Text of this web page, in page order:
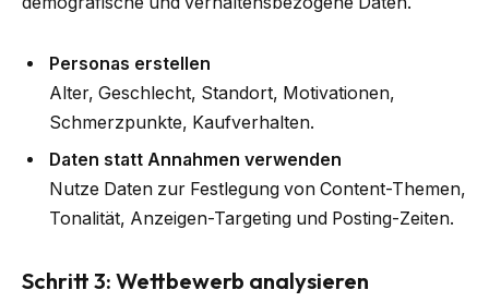
Personas erstellen
Alter, Geschlecht, Standort, Motivationen,
Schmerzpunkte, Kaufverhalten.
Daten statt Annahmen verwenden
Nutze Daten zur Festlegung von Content-Themen,
Tonalität, Anzeigen-Targeting und Posting-Zeiten.
Schritt 3: Wettbewerb analysieren